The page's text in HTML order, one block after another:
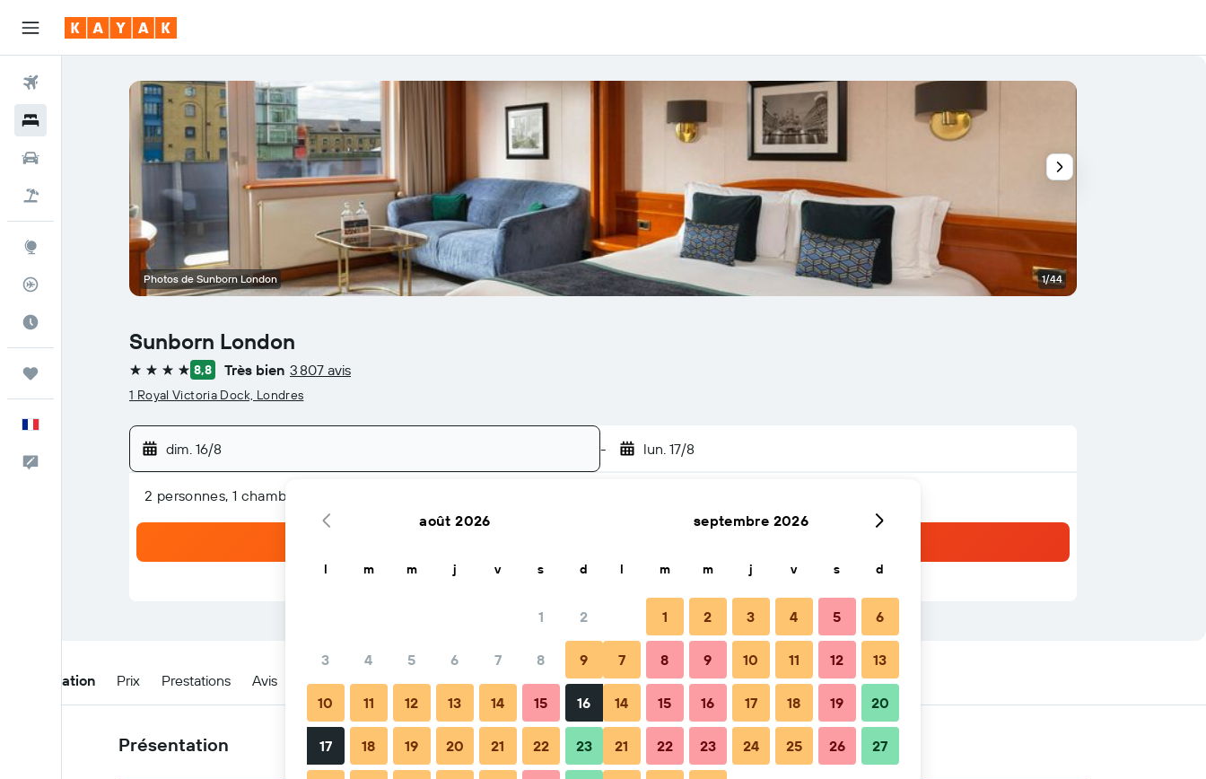
Suivi des vols
Commentaires
Sunborn London
4 étoiles 8,8 Très bien 3 807 avis
1 Royal Victoria Dock, Londres
dim. 16/8 - lun. 17/8
2 personnes, 1 chambre
Photos de Sunborn London 1/44
Présentation Prix Prestations Avis Emplacement Quand réserver Conseils et FAQ Hébergements à proximité
Présentation
août 2026
l m m j v s d
1 2
3 4 5 6 7 8 9
10 11 12 13 14 15 16
17 18 19 20 21 22 23
septembre 2026
l m m j v s d
1 2 3 4 5 6
7 8 9 10 11 12 13
14 15 16 17 18 19 20
21 22 23 24 25 26 27